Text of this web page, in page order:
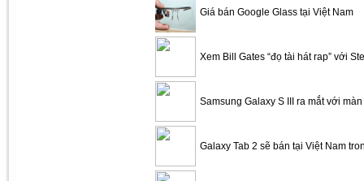
Giá bán Google Glass tại Việt Nam
Xem Bill Gates “đọ tài hát rap” với
Samsung Galaxy S III ra mắt với
Galaxy Tab 2 sẽ bán tại Việt Nam